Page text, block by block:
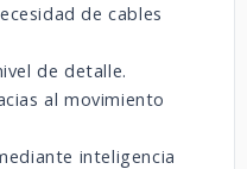
de cables
de detalle.
al movimiento
inteligencia